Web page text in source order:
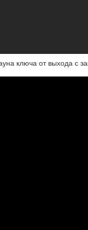
ключа от выхода с